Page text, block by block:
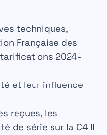
techniques,
Française des
tarifications 2024-
et leur influence
reçues, les
de série sur la C4 II